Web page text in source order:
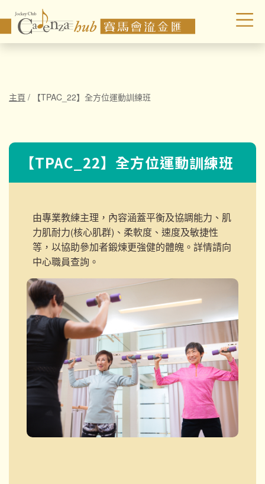
主頁 / 【TPAC_22】全方位運動訓練班
【TPAC_22】全方位運動訓練班
由專業教練主理，內容涵蓋平衡及協調能力、肌
力肌耐力(核心肌群)、柔軟度、速度及敏捷性
等，以協助參加者鍛煉更強健的體魄。詳情請向
中心職員查詢。